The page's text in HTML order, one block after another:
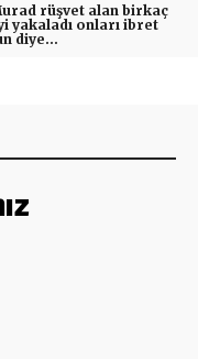
rüşvet alan birkaç
yakaladı onları ibret
diye…